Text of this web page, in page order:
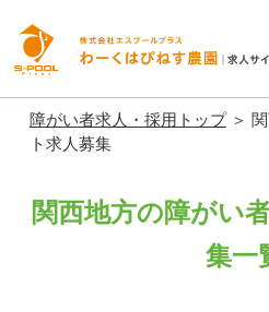
障がい者求人・採用トップ＞ 関
ト求人募集
関西地方の障がい
集一